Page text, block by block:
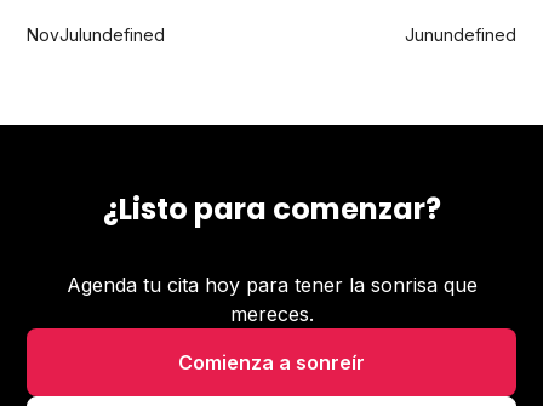
NovJulundefined Junundefined
¿Listo para comenzar?
Agenda tu cita hoy para tener la sonrisa que
mereces.
Comienza a sonreír